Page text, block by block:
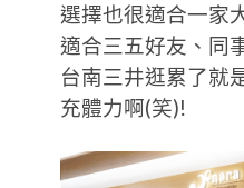
選擇也很適合一家
適合三五好友、同
台南三井逛累了就
充體力啊(笑)!